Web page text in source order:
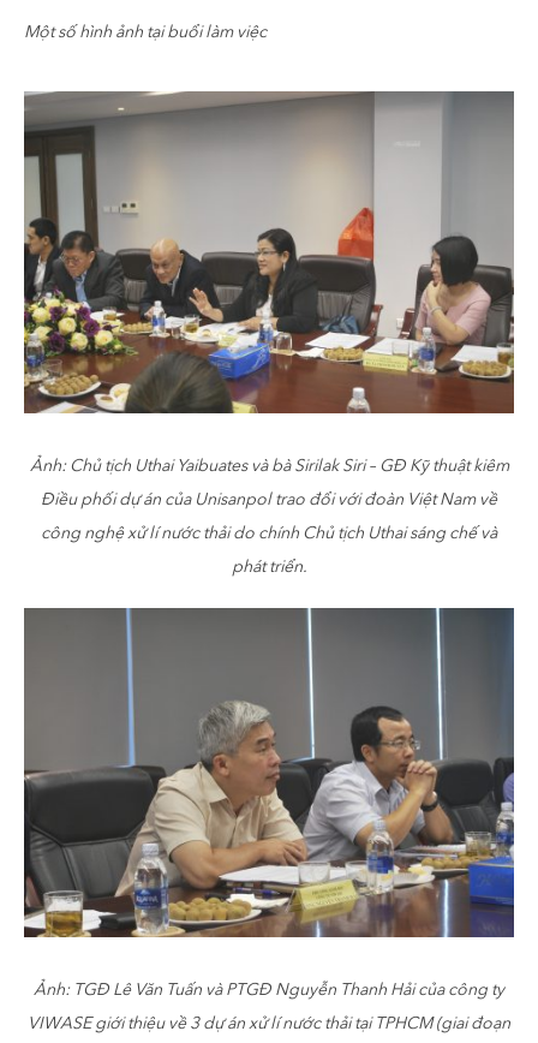
Một số hình ảnh tại buổi làm việc
Ảnh: Chủ tịch Uthai Yaibuates và bà Sirilak Siri – GĐ Kỹ thuật kiêm
Điều phối dự án của Unisanpol trao đổi với đoàn Việt Nam về
công nghệ xử lí nước thải do chính Chủ tịch Uthai sáng chế và
phát triển.
Ảnh: TGĐ Lê Văn Tuấn và PTGĐ Nguyễn Thanh Hải của công ty
VIWASE giới thiệu về 3 dự án xử lí nước thải tại TPHCM (giai đoạn